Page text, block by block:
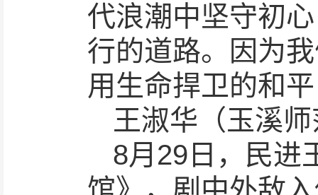
代浪潮中坚守初
行的道路。因为
用生命捍卫的和
王淑华（玉溪
8月29日，民进